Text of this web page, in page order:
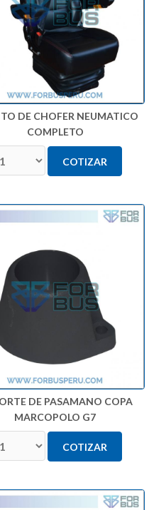
DE CHOFER NEUMATICO
COMPLETO
COTIZAR
DE PASAMANO COPA
MARCOPOLO G7
COTIZAR